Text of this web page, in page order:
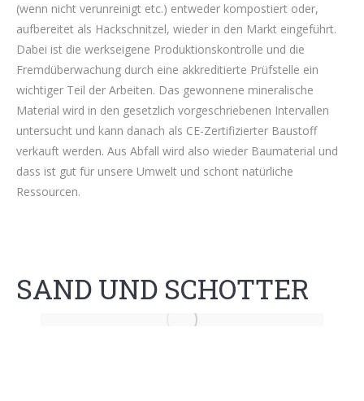
(wenn nicht verunreinigt etc.) entweder kompostiert oder,
aufbereitet als Hackschnitzel, wieder in den Markt eingeführt.
Dabei ist die werkseigene Produktionskontrolle und die
Fremdüberwachung durch eine akkreditierte Prüfstelle ein
wichtiger Teil der Arbeiten. Das gewonnene mineralische
Material wird in den gesetzlich vorgeschriebenen Intervallen
untersucht und kann danach als CE-Zertifizierter Baustoff
verkauft werden. Aus Abfall wird also wieder Baumaterial und
dass ist gut für unsere Umwelt und schont natürliche
Ressourcen.
SAND UND SCHOTTER